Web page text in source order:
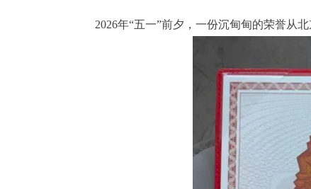
2026年“五一”前夕，一份沉甸甸的荣誉从